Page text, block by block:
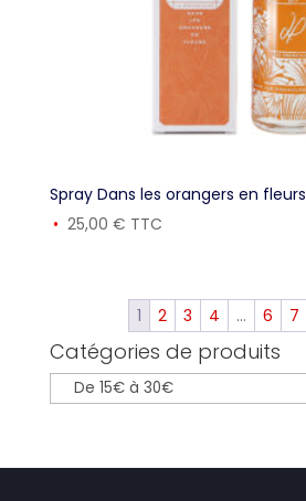
Spray Dans les orangers en fleurs
25,00 € TTC
1 2 3 4 … 6 7
Catégories de produits